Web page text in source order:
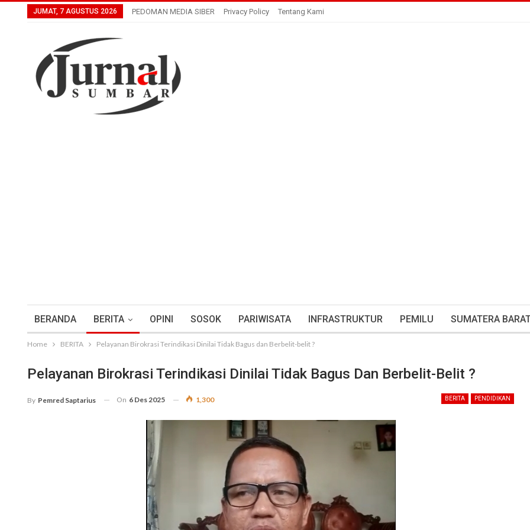
JUMAT, 7 AGUSTUS 2026 PEDOMAN MEDIA SIBER Privacy Policy Tentang Kami
BERANDA BERITA OPINI SOSOK PARIWISATA INFRASTRUKTUR PEMILU SUMATERA
Home BERITA Pelayanan Birokrasi Terindikasi Dinilai Tidak Bagus dan Berbelit-belit ?
Pelayanan Birokrasi Terindikasi Dinilai Tidak Bagus Dan Berbelit-Belit ?
BERITA PENDIDIKAN
By Pemred Saptarius On 6 Des 2025 1,300